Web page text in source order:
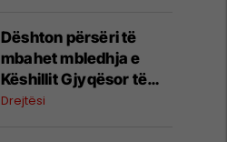
​Dështon përsëri të
mbahet mbledhja e
Këshillit Gjyqësor të
Kosovës
Drejtësi